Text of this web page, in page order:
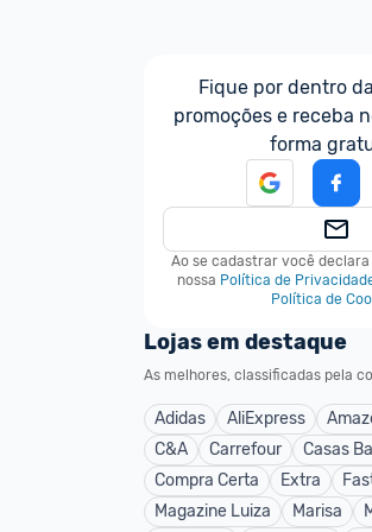
Fique por dentro
promoções e receba
forma
Ao se cadastrar você
nossa Política de
Política de
Lojas em destaque
As melhores, classificadas pela
Adidas AliExpress
C&A
Carrefour Casas
Compra Certa
Extra
Magazine Luiza
Marisa